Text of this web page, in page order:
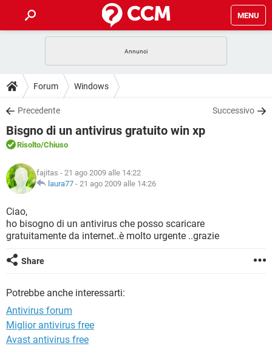
MENU
INTRATTENIMENTO
iOS
INSTAGRAM WHATSAPP
TIKTOK
HARDWARE
GUIDE
COVID-19
iOS
INSTAGRAM
TIKTOK FACEBOOK
DOWNLOAD
COVID-19 GAMING
INTRATTENIMENTO
iOS
INSTAGRAM
TIKTOK
HARDWARE
FORUM
COVID-19
INTRATTENIMENTO ANDROID
INSTAGRAM WHATSAPP
HARDWARE
GLOSSARIO
COVID-19
INTRATTENIMENTO
iOS WINDOWS 10
INSTAGRAM
HARDWARE
Forum Windows
Precedente Successivo
Bisgno di un antivirus gratuito win xp
Risolto/Chiuso
fajitas - 21 ago 2009 alle 14:22
laura77 - 21 ago 2009 alle 14:26
Ciao,
ho bisogno di un antivirus che posso scaricare
gratuitamente da internet..è molto urgente ..grazie
Share
Potrebbe anche interessarti:
Antivirus forum
Miglior antivirus free
Avast antivirus free